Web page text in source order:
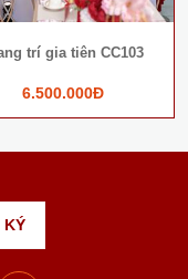
trí gia tiên CC103
6.500.000Đ
Next